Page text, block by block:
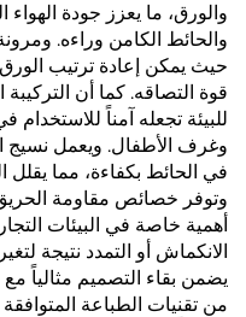
والورق، ما يعزز جودة
والحائط الكامن وراءه.
حيث يمكن إعادة ترتيب
قوة التصاقه. كما أن
للبيئة تجعله آمناً
وغرف الأطفال. ويعمل نسيج
في الحائط بكفاءة، مما
وتوفر خصائص مقاومة
أهمية خاصة في البيئات
الانكماش أو التمدد نتيجة
يضمن بقاء التصميم مثالياً
من تقنيات الطباعة